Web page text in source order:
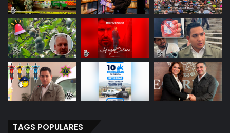
TAGS POPULARES